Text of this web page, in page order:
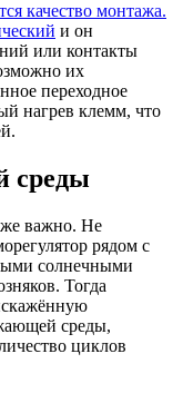
качество монтажа.
и он
или контакты
их
переходное
нагрев клемм, что
среды
важно. Не
рядом с
солнечными
Тогда
среды,
циклов